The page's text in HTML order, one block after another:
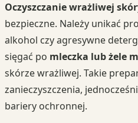
Oczyszczanie wrażliwej
bezpieczne. Należy unikać
alkohol czy agresywne
sięgać po mleczka lub żele
skórze wrażliwej. Takie
zanieczyszczenia,
bariery ochronnej.